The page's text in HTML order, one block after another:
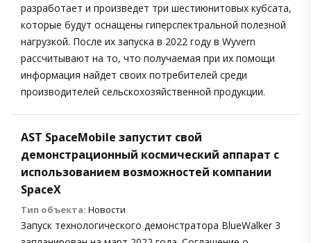
разработает и произведет три шестиюнитовых кубсата,
которые будут оснащены гиперспектральной полезной
нагрузкой. После их запуска в 2022 году в Wyvern
рассчитывают на то, что получаемая при их помощи
информация найдет своих потребителей среди
производителей сельскохозяйственной продукции.
AST SpaceMobile запустит свой
демонстрационный космический аппарат с
использованием возможностей компании
SpaceX
Тип объекта: Новости
Запуск технологического демонстратора BlueWalker 3